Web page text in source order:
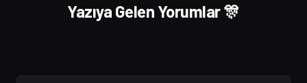
Yazıya Gelen Yorumlar 🎊